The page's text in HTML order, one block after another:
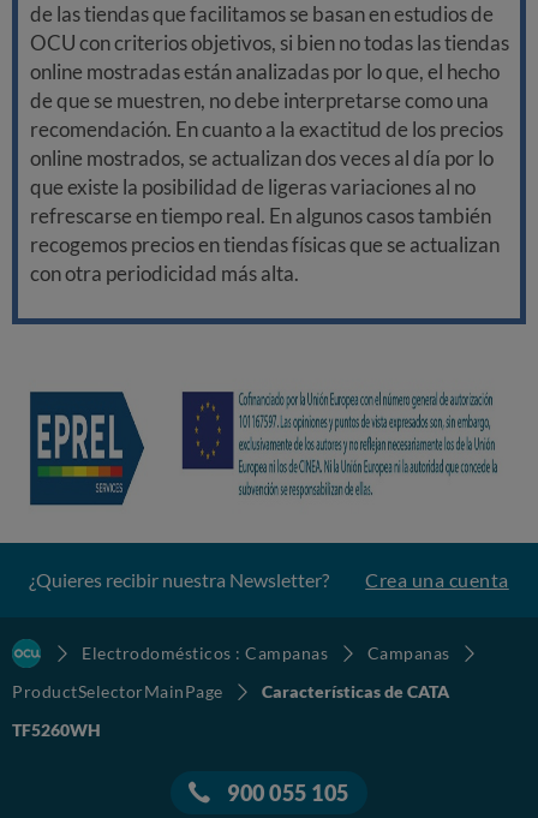
de las tiendas que facilitamos se basan en estudios de
OCU con criterios objetivos, si bien no todas las tiendas
online mostradas están analizadas por lo que, el hecho
de que se muestren, no debe interpretarse como una
recomendación. En cuanto a la exactitud de los precios
online mostrados, se actualizan dos veces al día por lo
que existe la posibilidad de ligeras variaciones al no
refrescarse en tiempo real. En algunos casos también
recogemos precios en tiendas físicas que se actualizan
con otra periodicidad más alta.
¿Quieres recibir nuestra Newsletter? Crea una cuenta
Electrodomésticos : Campanas
Campanas
ProductSelectorMainPage
Características de CATA
TF5260WH
900 055 105